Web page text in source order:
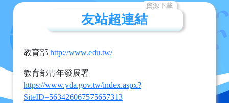
資源下載
友站超連結
教育部 http://www.edu.tw/
教育部青年發展署
https://www.yda.gov.tw/index.aspx?
SiteID=563426067575657313